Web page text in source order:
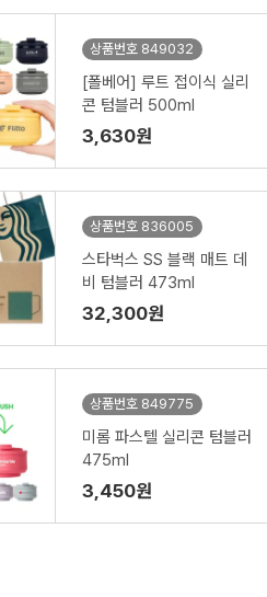
상품번호 849032
[폴베어] 루트 접이식 실리
콘 텀블러 500ml
3,630원
상품번호 836005
스타벅스 SS 블랙 매트 데
비 텀블러 473ml
32,300원
상품번호 849775
미롬 파스텔 실리콘 텀블러
475ml
3,450원